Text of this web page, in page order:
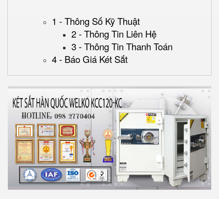
1 - Thông Số Kỹ Thuật
2 - Thông Tin Liên Hệ
3 - Thông Tin Thanh Toán
4 - Báo Giá Két Sắt